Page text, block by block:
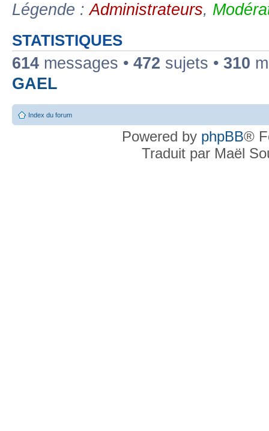
Légende :Administrateurs,
STATISTIQUES
614 messages • 472 sujets • 310
GAEL
Index du forum
Powered by phpBB®
Traduit par Maël